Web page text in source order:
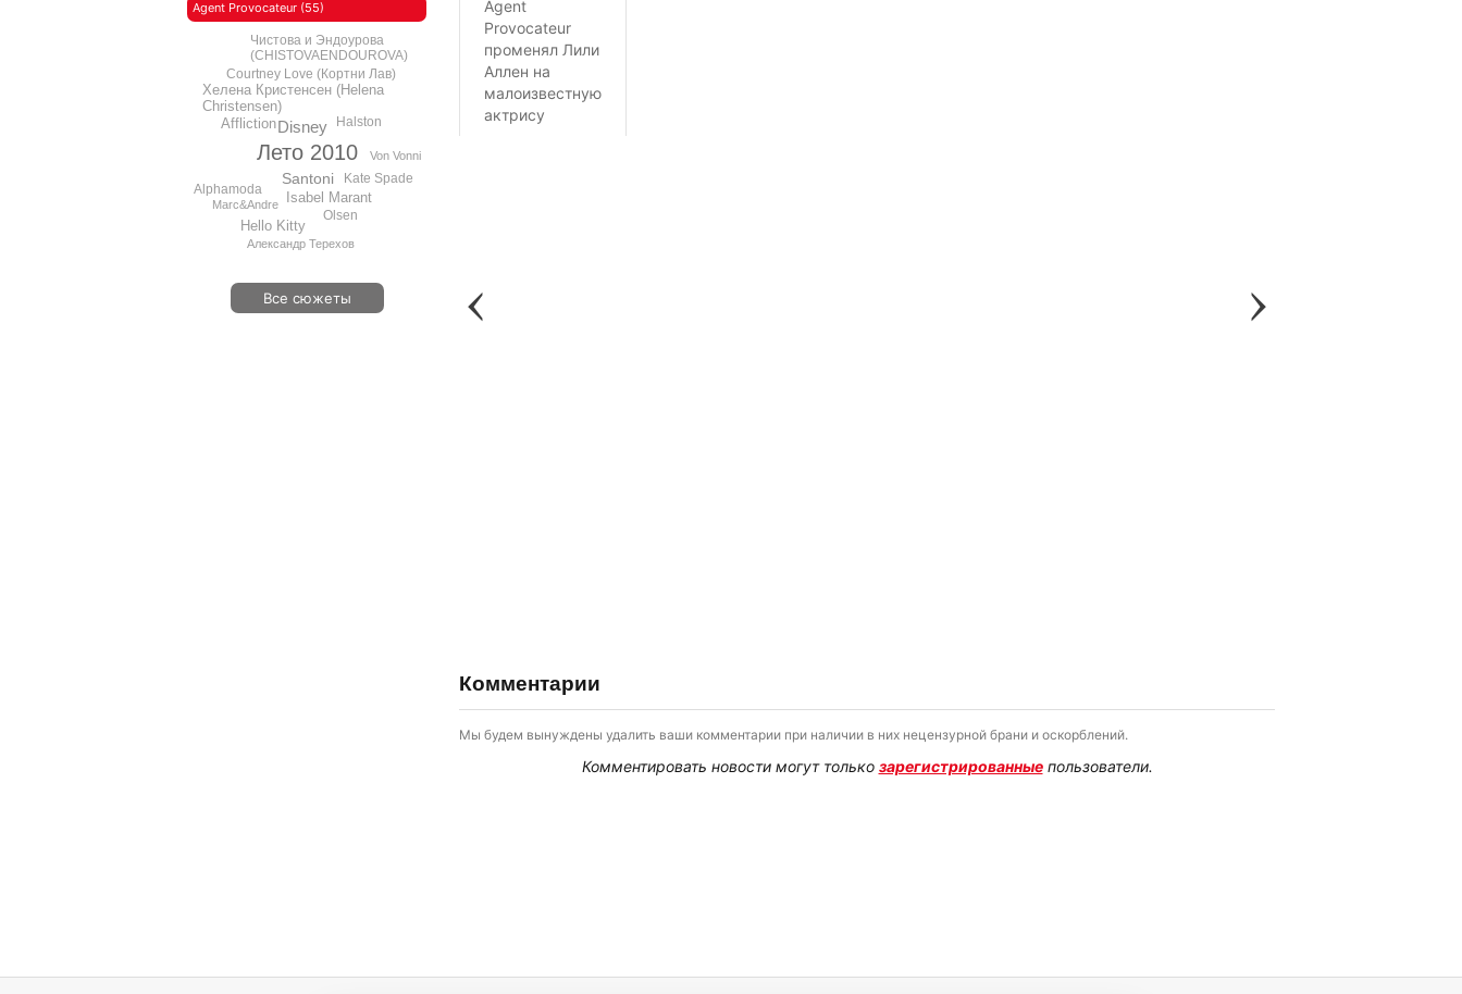
Agent Provocateur (55)
Лето 2010
Disney
Santoni
Isabel Marant
Хелена Кристенсен (Helena
Christensen)
Affliction
Hello Kitty
Halston
Olsen
Courtney Love (Кортни Лав)
Чистова и Эндоурова
(CHISTOVAENDOUROVA)
Kate Spade
Alphamoda
Von Vonni
Marc&Andre
Александр Терехов
Все сюжеты
Agent
Provocateur
променял Лили
Аллен на
малоизвестную
актрису
Комментарии
Мы будем вынуждены удалить ваши комментарии при наличии в них нецензурной брани и оскорблений.
Комментировать новости могут только зарегистрированныепользователи.